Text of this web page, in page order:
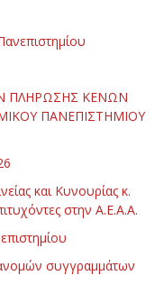
ΠΛΗΡΩΣΗΣ ΚΕΝΩΝ
ΠΑΝΕΠΙΣΤΗΜΙΟΥ
και Κυνουρίας κ.
στην Α.Ε.Α.Α.
συγγραμμάτων